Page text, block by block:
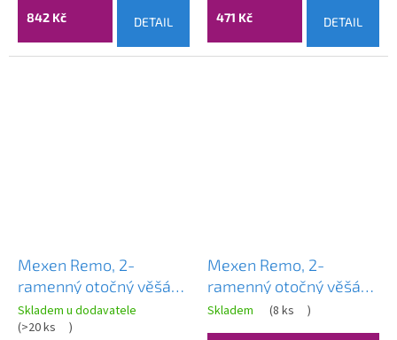
842 Kč DETAIL 471 Kč DETAIL
Mexen Remo, 2-
ramenný otočný věšák
na ručníky, černý chrom,
70507255-73
Skladem u dodavatele
(>20 ks )
Mexen Remo, 2-
ramenný otočný věšák
na ručníky, zlatá matná,
70507255-55
Skladem (8 ks )